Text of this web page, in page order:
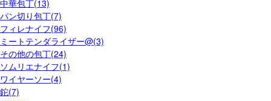
中華包丁(13)
パン切り包丁(7)
フィレナイフ(96)
ミートテンダライザー@(3)
その他の包丁(24)
ソムリエナイフ(1)
ワイヤーソー(4)
鉈(7)